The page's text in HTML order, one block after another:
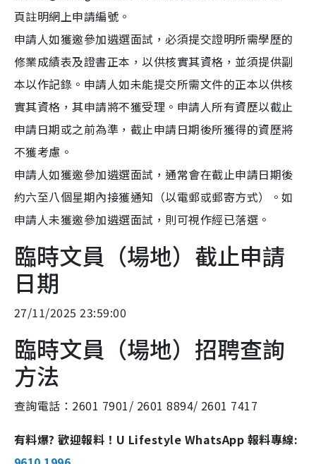
頁註明網上申請編號。
申請人如獲邀參加遴選面試，必須提交證明所需學歷的
修業成績表及證書正本，以供核實其資格，並須提供副
本以作記錄。申請人如未能提交所需文件的正本以供核
實其資格，其申請將不獲受理。申請人所有資歷以截止
申請日期或之前為準，截止申請日期後所獲得的資歷將
不獲考慮。
申請人如獲邀參加遴選面試，通常會在截止申請日期後
約六至八個星期內接獲通知（以電郵或郵寄方式）。如
申請人未獲邀參加遴選面試，則可視作經已落選。
臨時文員（場地）截止申請
日期
27/11/2025 23:59:00
臨時文員（場地）招聘查詢
方法
查詢電話：2601 7901/ 2601 8894/ 2601 7417
有料爆? 歡迎報料！U Lifestyle WhatsApp 報料專線: